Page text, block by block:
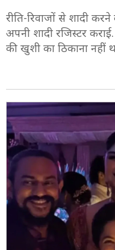
रीति-रिवाजों से शादी
अपनी शादी रजिस्टर
की खुशी का ठिकाना नहीं